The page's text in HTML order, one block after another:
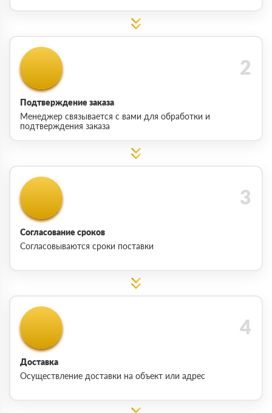
Подтверждение заказа
Менеджер связывается с вами для обработки и
подтверждения заказа
Согласование сроков
Согласовываются сроки поставки
Доставка
Осуществление доставки на объект или адрес